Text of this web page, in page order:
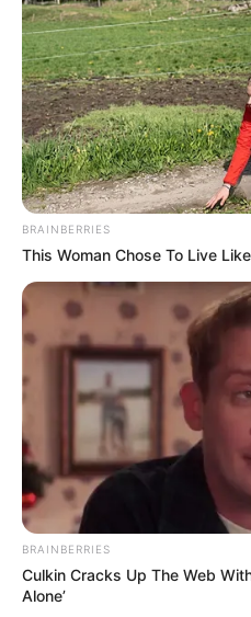
BRAINBERRIES
This Woman Chose To Live
BRAINBERRIES
Culkin Cracks Up The Web
Alone’